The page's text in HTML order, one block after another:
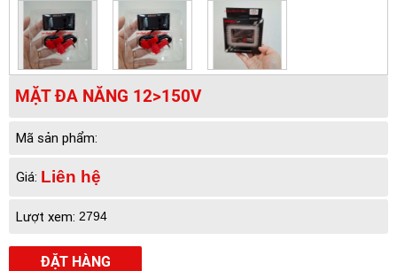
MẶT ĐA NĂNG 12>150V
Mã sản phẩm:
Giá: Liên hệ
Lượt xem: 2794
ĐẶT HÀNG